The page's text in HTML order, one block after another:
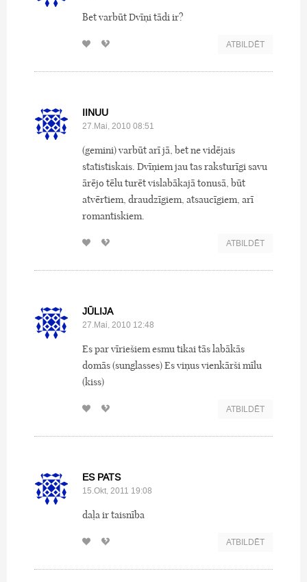
Bet varbūt Dvīņi tādi ir?
ATBILDĒT
IINUU
27.Mai, 2010 08:51
(gemini) varbūt arī jā, bet ne vidējais
statistiskais. Dvīņiem jau tas raksturīgi savu
ārējo tēlu turēt vislabākajā tonusā, būt
atvērtiem, draudzīgiem, atsaucīgiem, arī
romantiskiem.
ATBILDĒT
JŪLIJA
27.Mai, 2010 12:48
Es par vīriešiem esmu tikai tās labākās
domās (sunglasses) Es viņus vienkārši mīlu
(kiss)
ATBILDĒT
ES PATS
15.Okt, 2011 19:08
daļa ir taisnība
ATBILDĒT